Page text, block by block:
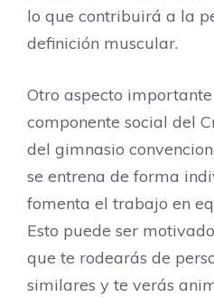
lo que contribuirá a la
definición muscular.
Otro aspecto
componente social del
del gimnasio
se entrena de forma
fomenta el trabajo en
Esto puede ser
que te rodearás de
similares y te verás